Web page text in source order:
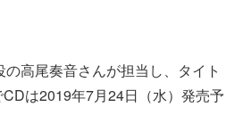
高尾奏音さんが担当し、タイト
CDは2019年7月24日（水）発売予